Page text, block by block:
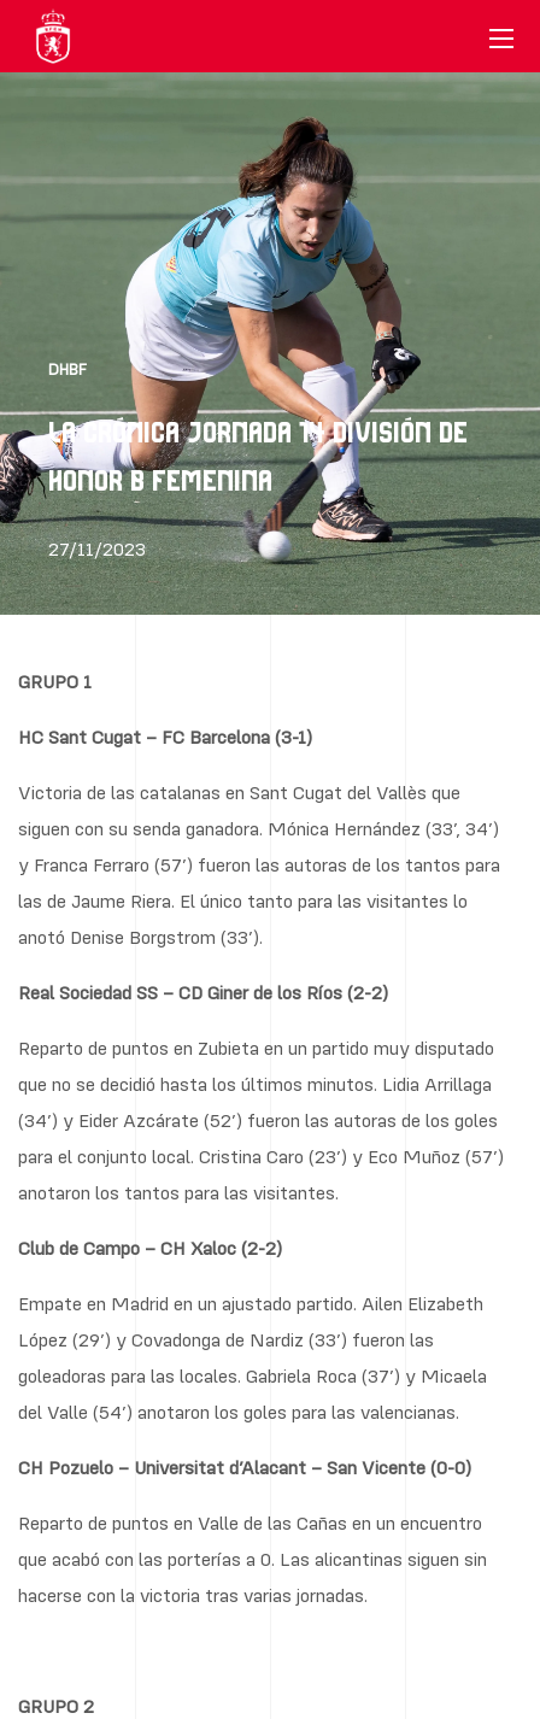
DHBF
LA CRÓNICA JORNADA 14 DIVISIÓN DE
HONOR B FEMENINA
27/11/2023
GRUPO 1
HC Sant Cugat – FC Barcelona (3-1)
Victoria de las catalanas en Sant Cugat del Vallès que
siguen con su senda ganadora. Mónica Hernández (33’, 34’)
y Franca Ferraro (57’) fueron las autoras de los tantos para
las de Jaume Riera. El único tanto para las visitantes lo
anotó Denise Borgstrom (33’).
Real Sociedad SS – CD Giner de los Ríos (2-2)
Reparto de puntos en Zubieta en un partido muy disputado
que no se decidió hasta los últimos minutos. Lidia Arrillaga
(34’) y Eider Azcárate (52’) fueron las autoras de los goles
para el conjunto local. Cristina Caro (23’) y Eco Muñoz (57’)
anotaron los tantos para las visitantes.
Club de Campo – CH Xaloc (2-2)
Empate en Madrid en un ajustado partido. Ailen Elizabeth
López (29’) y Covadonga de Nardiz (33’) fueron las
goleadoras para las locales. Gabriela Roca (37’) y Micaela
del Valle (54’) anotaron los goles para las valencianas.
CH Pozuelo – Universitat d’Alacant – San Vicente (0-0)
Reparto de puntos en Valle de las Cañas en un encuentro
que acabó con las porterías a 0. Las alicantinas siguen sin
hacerse con la victoria tras varias jornadas.
GRUPO 2